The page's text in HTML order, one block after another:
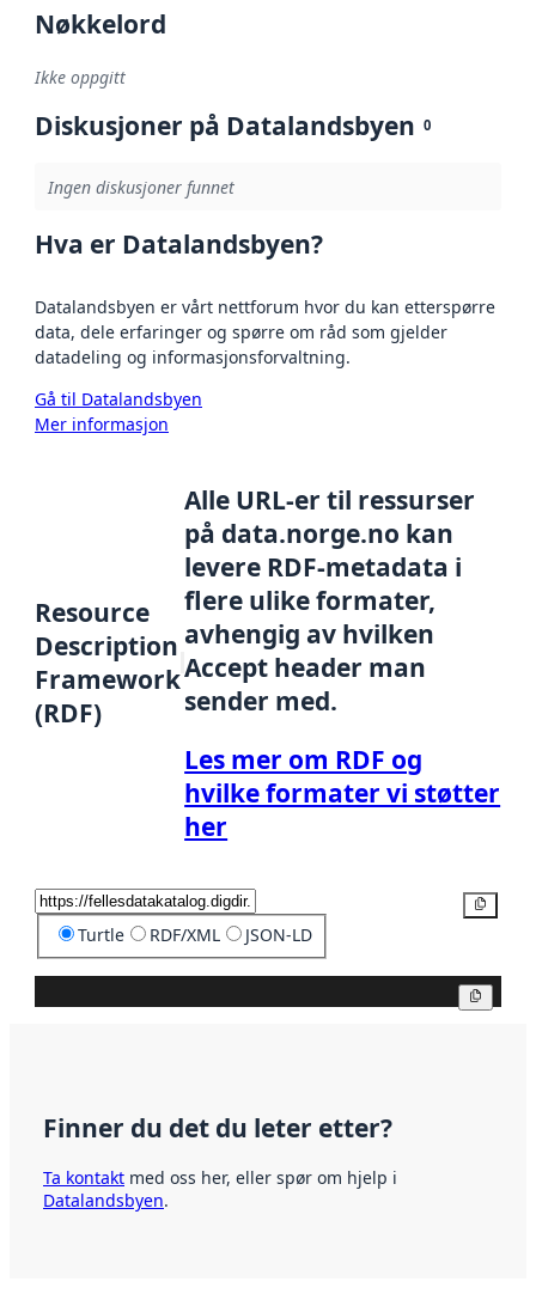
Nøkkelord
Ikke oppgitt
Diskusjoner på Datalandsbyen 0
Ingen diskusjoner funnet
Hva er Datalandsbyen?
Datalandsbyen er vårt nettforum hvor du kan etterspørre
data, dele erfaringer og spørre om råd som gjelder
datadeling og informasjonsforvaltning.
Gå til Datalandsbyen
Mer informasjon
Resource
Description
Framework
(RDF)
Alle URL-er til ressurser
på data.norge.no kan
levere RDF-metadata i
flere ulike formater,
avhengig av hvilken
Accept header man
sender med.
Les mer om RDF og
hvilke formater vi støtter
her
Turtle RDF/XML JSON-LD
Finner du det du leter etter?
Ta kontakt med oss her, eller spør om hjelp i
Datalandsbyen.